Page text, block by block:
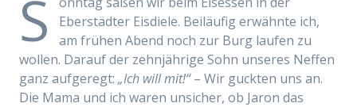
S
Eberstädter Eisdiele. Beiläufig erwähnte ich,
am frühen Abend noch zur Burg laufen zu
wollen. Darauf der zehnjährige Sohn unseres Neffen
ganz aufgeregt: „Ich will mit!“– Wir guckten uns an.
Die Mama und ich waren unsicher, ob Jaron das